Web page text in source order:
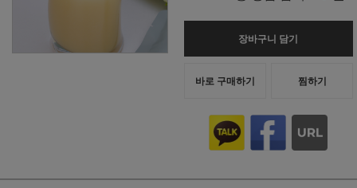
장바구니 담기
바로 구매하기 찜하기